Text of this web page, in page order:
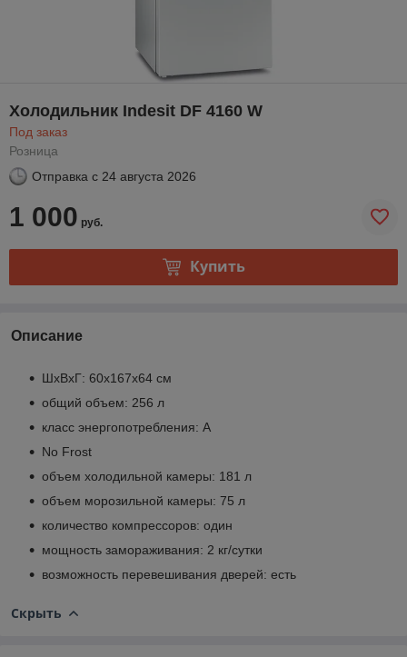
Холодильник Indesit DF 4160 W
Под заказ
Розница
Отправка с 24 августа 2026
1 000 руб.
Купить
Описание
ШхВхГ: 60х167х64 см
общий объем: 256 л
класс энергопотребления: A
No Frost
объем холодильной камеры: 181 л
объем морозильной камеры: 75 л
количество компрессоров: один
мощность замораживания: 2 кг/сутки
возможность перевешивания дверей: есть
Скрыть